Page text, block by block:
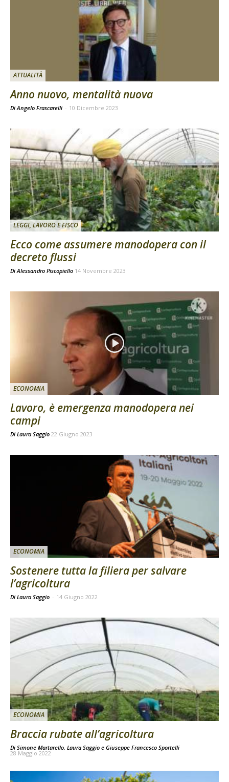
ATTUALITÀ
Anno nuovo, mentalità nuova
Di Angelo Frascarelli - 10 Dicembre 2023
LEGGI, LAVORO E FISCO
Ecco come assumere manodopera con il
decreto flussi
DiAlessandro Piscopiello 14 Novembre 2023
ECONOMIA
Lavoro, è emergenza manodopera nei
campi
Di Laura Saggio 22 Giugno 2023
ECONOMIA
Sostenere tutta la filiera per salvare
l’agricoltura
Di Laura Saggio - 14 Giugno 2022
ECONOMIA
Braccia rubate all’agricoltura
Di Simone Martarello, Laura Saggio e Giuseppe Francesco Sportelli
28 Maggio 2022